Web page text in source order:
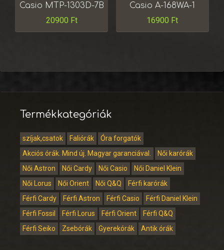
Casio MTP-1303D-7B
20900 Ft
Casio A-168WA-1
16900 Ft
Termékkategóriák
szíjak,csatok Faliórák
Óra forgatók
Akciós órák. Mind új. Magyar garanciával.
Női karórák
Női Astron
Női Cardy Női Casio
Női Daniel Klein
Női Lorus
Női Orient Női Q&Q
Férfi karórák
Férfi Cardy
Férfi Astron Férfi Casio
Férfi Daniel Klein
Férfi Fossil
Férfi Lorus Férfi Orient
Férfi Q&Q
Férfi Seiko
Zsebórák Gyerekórák Antik órák